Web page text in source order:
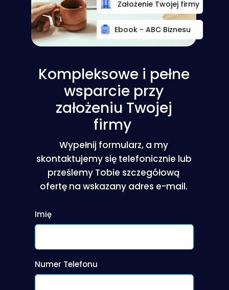
Kompleksowe i pełne
wsparcie przy
założeniu Twojej
firmy
Wypełnij formularz, a my
skontaktujemy się telefonicznie lub
prześlemy Tobie szczegółową
ofertę na wskazany adres e-mail.
Ebook - ABC Biznesu
Założenie Twojej firmy
Imię
Numer Telefonu